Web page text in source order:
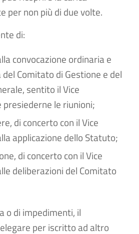
per non più di due volte.
di:
convocazione ordinaria e
Comitato di Gestione e del
sentito il Vice
presiederne le riunioni;
di concerto con il Vice
applicazione dello Statuto;
di concerto con il Vice
deliberazioni del Comitato
o di impedimenti, il
per iscritto ad altro